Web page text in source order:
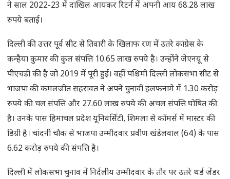
ने साल 2022-23 में दाखिल आयकर रिटर्न में अपनी आय 68.28 लाख
रुपये बताई।
दिल्ली की उत्तर पूर्व सीट से तिवारी के खिलाफ रण में उतरे कांग्रेस के
कन्हैया कुमार की कुल संपत्ति 10.65 लाख रुपये है। उन्होंने जेएनयू से
पीएचडी की है जो 2019 में पूरी हुई। वहीं पश्चिमी दिल्ली लोकसभा सीट से
भाजपा की कमलजीत सहरावत ने अपने चुनावी हलफनामे में 1.30 करोड़
रुपये की चल संपत्ति और 27.60 लाख रुपये की अचल संपत्ति घोषित की
है। उनके पास हिमाचल प्रदेश यूनिवर्सिटी, शिमला से कॉमर्स में मास्टर की
डिग्री है। चांदनी चौक से भाजपा उम्मीदवार प्रवीण खंडेलवाल (64) के पास
6.62 करोड़ रुपये की संपत्ति है।
दिल्ली में लोकसभा चुनाव में निर्दलीय उम्मीदवार के तौर पर उतरे थर्ड जेंडर